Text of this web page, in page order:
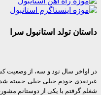
تولد استانبول سرا
سال نود و سه، از وضعیت کسب
خودم خیلی خیلی خسته شده
گرفتم با یکی از دوستانم مشورت